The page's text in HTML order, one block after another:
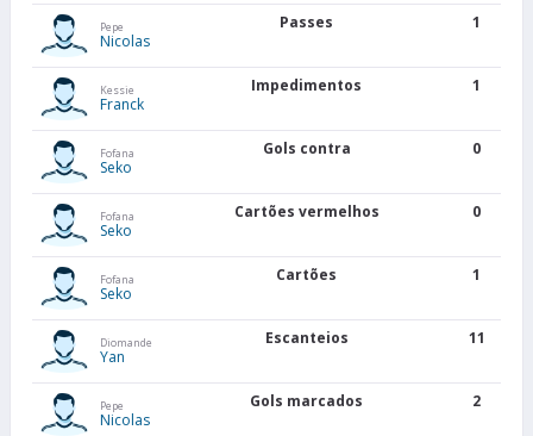
Pepe
Nicolas
Passes 1
Kessie
Franck
Impedimentos 1
Fofana
Seko
Gols contra 0
Fofana
Seko
Cartões vermelhos 0
Fofana
Seko
Cartões 1
Diomande
Yan
Escanteios 11
Pepe
Nicolas
Gols marcados 2